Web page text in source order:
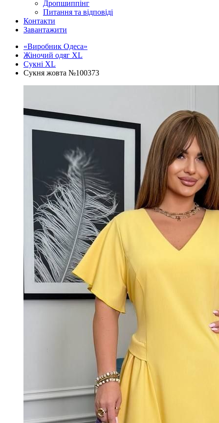
Дропшиппінг
Питання та відповіді
Контакти
Завантажити
«Виробник Одеса»
Жіночий одяг XL
Cукні XL
Сукня жовта №100373